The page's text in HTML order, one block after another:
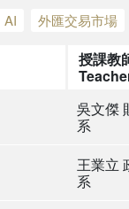
AI 外匯交易市場
授課教
吳文傑
系
王業立
系